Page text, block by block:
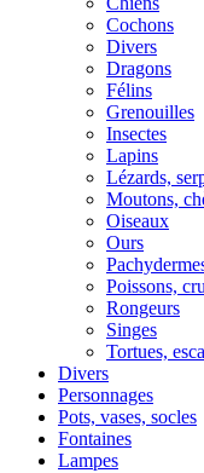
Cochons
Divers
Dragons
Félins
Grenouilles
Insectes
Lapins
Lézards,
Moutons,
Oiseaux
Ours
Poissons,
Rongeurs
Singes
Tortues,
Divers
Personnages
Pots, vases, socles
Fontaines
Lampes